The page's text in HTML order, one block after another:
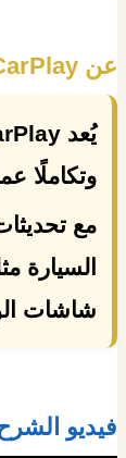
عن CarPlay وتطوره وميزاته
يُعد
وتكاملًا
السيارة
شاشات
فيديو